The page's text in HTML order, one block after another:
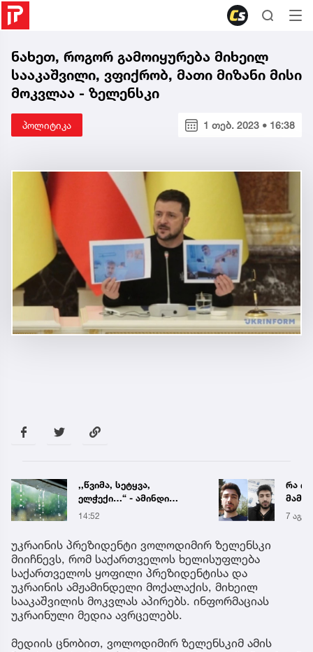
ნახეთ, როგორ გამოიყურება მიხეილ
სააკაშვილი, ვფიქრობ, მათი მიზანი მისი
მოკვლაა - ზელენსკი
პოლიტიკა 1 თებ. 2023 • 16:38
,,წვიმა, სეტყვა,
ელჭექი…“ - ამინდი
უარესდება
14:52
რა
7 აგვ
უკრაინის პრეზიდენტი ვოლოდიმირ ზელენსკი
მიიჩნევს, რომ საქართველოს ხელისუფლება
საქართველოს ყოფილი პრეზიდენტისა და
უკრაინის ამჟამინდელი მოქალაქის, მიხეილ
სააკაშვილის მოკვლას აპირებს. ინფორმაციას
უკრაინული მედია ავრცელებს.
მედიის ცნობით, ვოლოდიმირ ზელენსკიმ ამის